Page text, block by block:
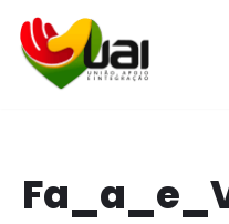
Pular
para